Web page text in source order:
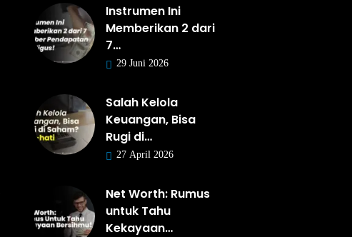
Instrumen Ini
Memberikan 2 dari
7…
29 Juni 2026
Salah Kelola
Keuangan, Bisa
Rugi di…
27 April 2026
Net Worth: Rumus
untuk Tahu
Kekayaan…